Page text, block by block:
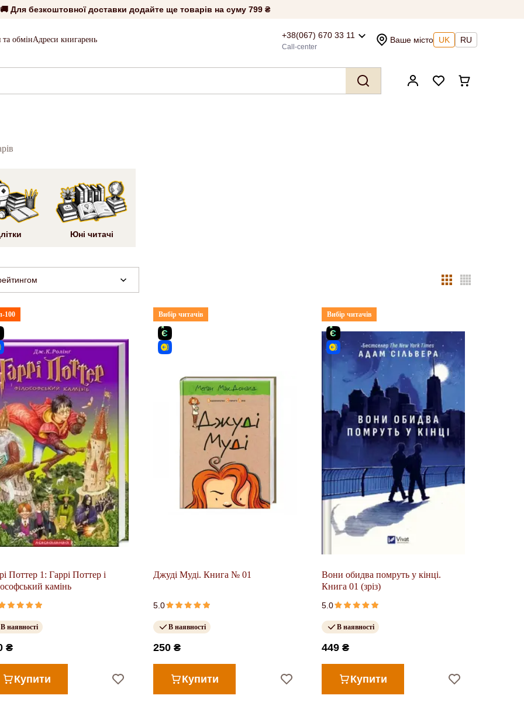
🚚 Для безкоштовної доставки додайте ще товарів на суму 799 ₴
обмінАдреси книгарень +38(067) 670 33 11
Call-center
Ваше місто UK RU
Юні читачі
100
Поттер 1: Гаррі Поттер і
камінь
В наявності
₴
Купити
Вибір читачів
Джуді Муді. Книга № 01
5.0
В наявності
250 ₴
Купити
Вибір читачів
Вони обидва помруть у кінці.
Книга 01 (зріз)
5.0
В наявності
449 ₴
Купити